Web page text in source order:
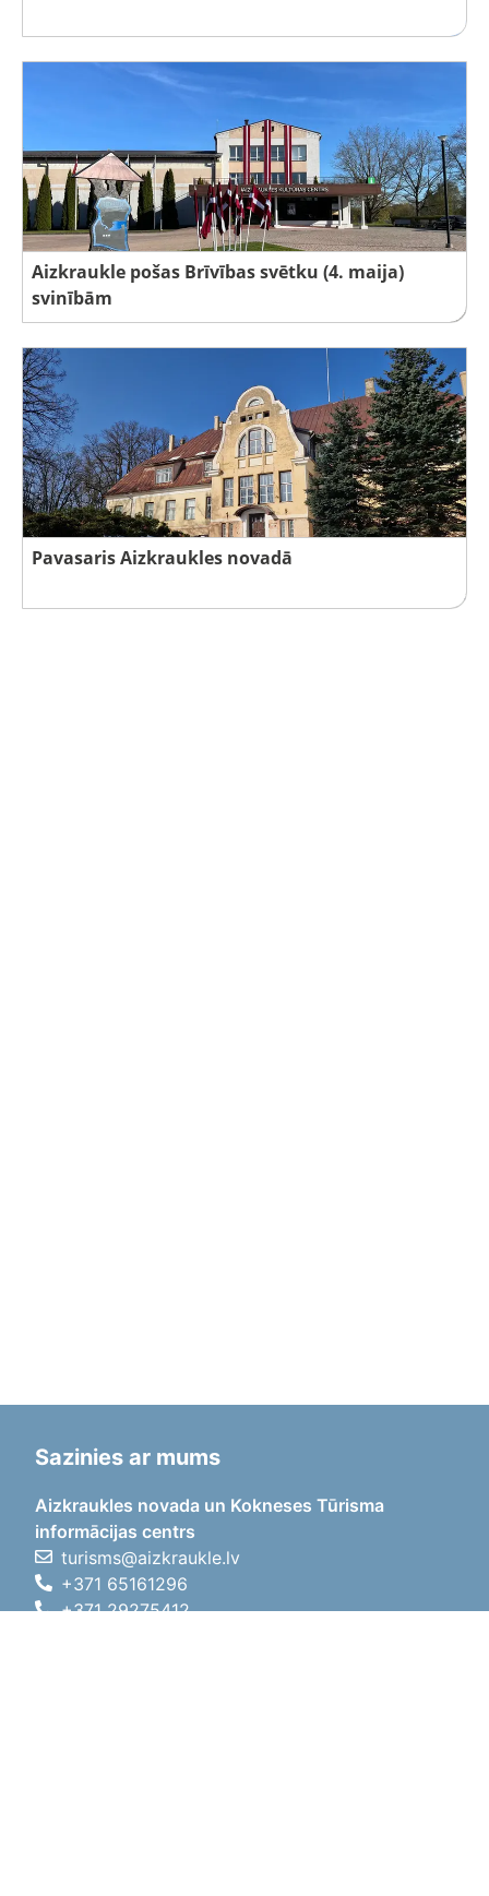
Aizkraukle pošas Brīvības svētku (4. maija)
svinībām
Pavasaris Aizkraukles novadā
Sazinies ar mums
Aizkraukles novada un Kokneses Tūrisma
informācijas centrs
turisms@aizkraukle.lv
+371 65161296
+371 29275412